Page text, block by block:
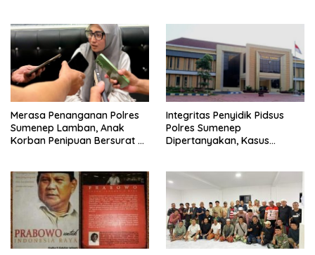
Merasa Penanganan Polres
Sumenep Lamban, Anak
Korban Penipuan Bersurat ke
Integritas Penyidik Pidsus
Polres Sumenep
Dipertanyakan, Kasus
Kepastian